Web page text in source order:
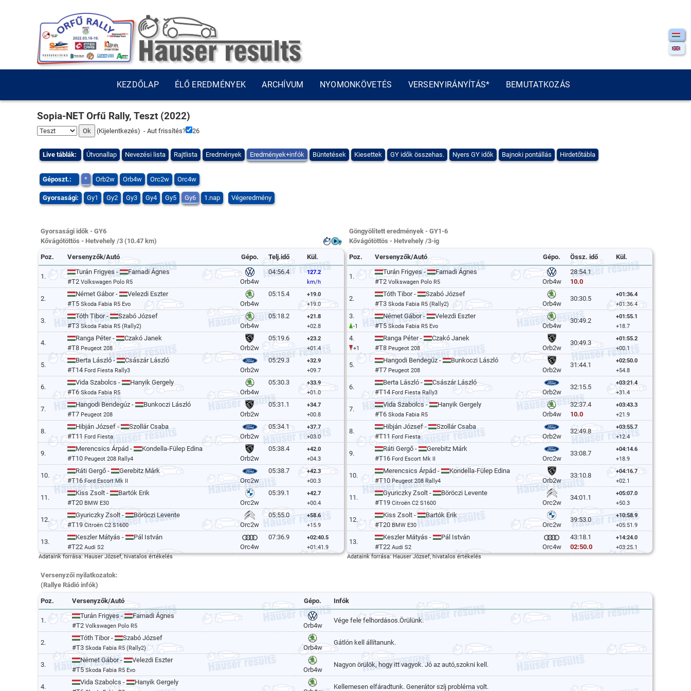
KEZDŐLAP ÉLŐ EREDMÉNYEK ARCHÍVUM NYOMONKÖVETÉS VERSENYIRÁNYÍTÁS* BEMUTATKOZÁS
Sopia-NET Orfű Rally, Teszt (2022)
(Kijelentkezés) - Aut frissítés? 25
Live táblák: Útvonallap Nevezési lista Rajtlista Eredmények Eredmények+infók Büntetések Kiesettek GY idők összehas. Nyers GY idők Bajnoki pontállás Hirdetőtábla
Géposzt.: * Orb2w Orb4w Orc2w Orc4w
Gyorsasági: Gy1 Gy2 Gy3 Gy4 Gy5 Gy6 1.nap Végeredmény
Gyorsasági idők - GY6
Kővágótöttös - Hetvehely /3 (10.47 km)
Poz. Versenyzők/Autó Gépo. Telj.idő Kül.
1.
Turán Frigyes -
Farnadi Ágnes
#T2 Volkswagen Polo R5 Orb4w
04:56.4
127.2
km/h
2.
Német Gábor -
Velezdi Eszter
#T5 Skoda Fabia R5 Evo Orb4w
05:15.4
+19.0
+19.0
3.
Tóth Tibor -
Szabó József
#T3 Skoda Fabia R5 (Rally2) Orb4w
05:18.2
+21.8
+02.8
4.
Ranga Péter -
Czakó Janek
#T8 Peugeot 208 Orb2w
05:19.6
+23.2
+01.4
5.
Berta László -
Császár László
#T14 Ford Fiesta Rally3 Orb2w
05:29.3
+32.9
+09.7
6.
Vida Szabolcs -
Hanyik Gergely
#T6Skoda Fabia R5 Orb4w
05:30.3
+33.9
+01.0
7.
Hangodi Bendegúz -
Bunkoczi László
#T7 Peugeot 208 Orb2w
05:31.1
+34.7
+00.8
8.
Hibján József -
Szollár Csaba
#T11Ford Fiesta Orb2w
05:34.1
+37.7
+03.0
9.
Merencsics Árpád -
Kondella-Fülep Edina
#T10 Peugeot 208 Rally4 Orb2w
05:38.4
+42.0
+04.3
10.
Ráti Gergő -
Gerebitz Márk
#T16Ford Escort Mk II Orc2w
05:38.7
+42.3
+00.3
11.
Kiss Zsolt -
Bartók Erik
#T20 BMW E30 Orc2w
05:39.1
+42.7
+00.4
12.
Gyuriczky Zsolt -
Böröczi Levente
#T19Citroën C2 S1600 Orc2w
05:55.0
+58.6
+15.9
13.
Keszler Mátyás -
Pál István
#T22 Audi S2 Orc4w
07:36.9
+02:40.5
+01:41.9
Adataink forrása: Hauser József, hivatalos értékelés
Göngyölített eredmények - GY1-6
Kővágótöttös - Hetvehely /3-ig
Poz. Versenyzők/Autó Gépo. Össz. idő Kül.
1.
Turán Frigyes -
Farnadi Ágnes
#T2 Volkswagen Polo R5 Orb4w
28:54.1
10.0
2.
Tóth Tibor -
Szabó József
#T3 Skoda Fabia R5 (Rally2) Orb4w
30:30.5
+01:36.4
+01:36.4
3.
-1
Német Gábor -
Velezdi Eszter
#T5 Skoda Fabia R5 Evo Orb4w
30:49.2
+01:55.1
+18.7
4.
+1
Ranga Péter -
Czakó Janek
#T8 Peugeot 208 Orb2w
30:49.3
+01:55.2
+00.1
5.
Hangodi Bendegúz -
Bunkoczi László
#T7 Peugeot 208 Orb2w
31:44.1
+02:50.0
+54.8
6.
Berta László -
Császár László
#T14Ford Fiesta Rally3 Orb2w
32:15.5
+03:21.4
+31.4
7.
Vida Szabolcs -
Hanyik Gergely
#T6 Skoda Fabia R5 Orb4w
32:37.4
10.0
+03:43.3
+21.9
8.
Hibján József -
Szollár Csaba
#T11Ford Fiesta Orb2w
32:49.8
+03:55.7
+12.4
9.
Ráti Gergő -
Gerebitz Márk
#T16 Ford Escort Mk II Orc2w
33:08.7
+04:14.6
+18.9
10.
Merencsics Árpád -
Kondella-Fülep Edina
#T10Peugeot 208 Rally4 Orb2w
33:10.8
+04:16.7
+02.1
11.
Gyuriczky Zsolt -
Böröczi Levente
#T19 Citroën C2 S1600 Orc2w
34:01.1
+05:07.0
+50.3
12.
Kiss Zsolt -
Bartók Erik
#T20BMW E30 Orc2w
39:53.0
+10:58.9
+05:51.9
13.
Keszler Mátyás -
Pál István
#T22 Audi S2 Orc4w
43:18.1
02:50.0
+14:24.0
+03:25.1
Adataink forrása: Hauser József, hivatalos értékelés
Versenyzői nyilatkozatok:
(Rallye Rádió infók)
Poz. Versenyzők/Autó Gépo. Infók
1.
Turán Frigyes -
Farnadi Ágnes
#T2 Volkswagen Polo R5 Orb4w
Vége fele felhordásos.Örülünk.
2.
Tóth Tibor -
Szabó József
#T3 Skoda Fabia R5 (Rally2) Orb4w
Gátlón kell állítanunk.
3.
Német Gábor -
Velezdi Eszter
#T5 Skoda Fabia R5 Evo Orb4w
Nagyon örülök, hogy itt vagyok. Jó az autó,szokni kell.
4.
Vida Szabolcs -
Hanyik Gergely
Kellemesen elfáradtunk. Generátor szíj probléma volt.